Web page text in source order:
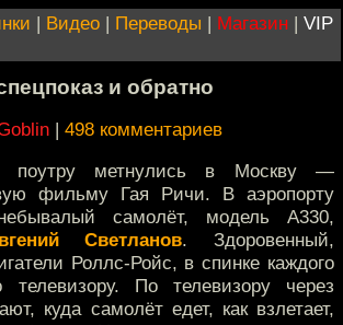
| Видео | Переводы | Магазин | VIP
и обратно
| 498 комментариев
поутру метнулись в Москву —
фильму Гая Ричи. В аэропорту
самолёт, модель А330,
Светланов. Здоровенный,
Роллс-Ройс, в спинке каждого
По телевизору через
куда самолёт едет, как взлетает,